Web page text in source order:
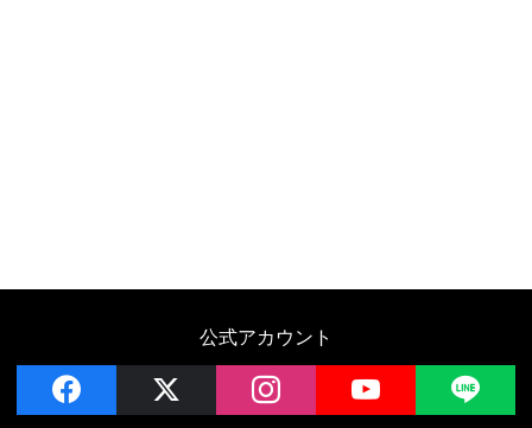
公式アカウント
facebook instagram YouTube